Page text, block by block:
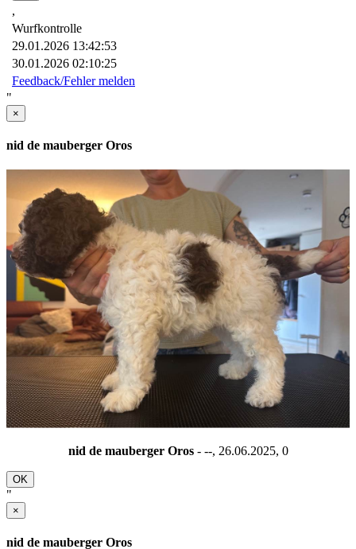
,
Wurfkontrolle
29.01.2026 13:42:53
30.01.2026 02:10:25
Feedback/Fehler melden
"
×
nid de mauberger Oros
nid de mauberger Oros- --, 26.06.2025, 0
OK
"
×
nid de mauberger Oros